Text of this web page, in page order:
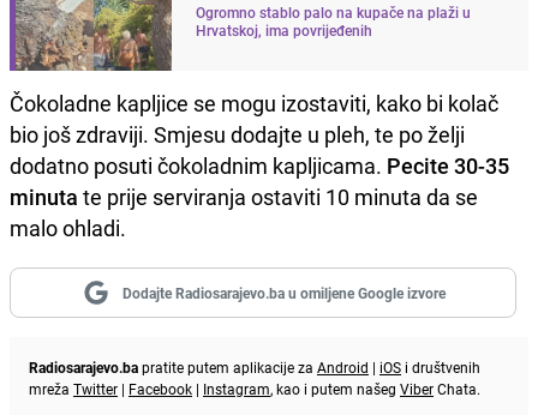
Ogromno stablo palo na kupače na plaži u
Hrvatskoj, ima povrijeđenih
Čokoladne kapljice se mogu izostaviti, kako bi kolač
bio još zdraviji. Smjesu dodajte u pleh, te po želji
dodatno posuti čokoladnim kapljicama. Pecite 30-35
minuta te prije serviranja ostaviti 10 minuta da se
malo ohladi.
Dodajte Radiosarajevo.ba u omiljene Google izvore
Radiosarajevo.bapratite putem aplikacije za Android | iOS i društvenih
mreža Twitter | Facebook | Instagram, kao i putem našeg ViberChata.